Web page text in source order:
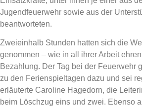
Jugendfeuerwehr sowie aus der
beantworteten.
Zweieinhalb Stunden hatten sich die
genommen – wie in all ihrer Arbeit
Bezahlung. Der Tag bei der Feuerwehr
zu den Ferienspieltagen dazu und sei
erläuterte Caroline Hagedorn, die
beim Löschzug eins und zwei. Ebenso